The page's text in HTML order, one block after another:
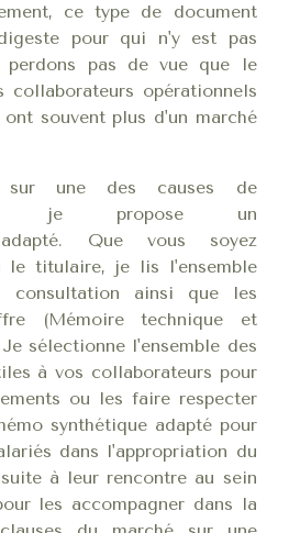
ce type de document
pour qui n'y est pas
pas de vue que le
opérationnels
souvent plus d'un marché
une des causes de
je propose un
adapté. Que vous soyez
le titulaire, je lis l'ensemble
consultation ainsi que les
(Mémoire technique et
sélectionne l'ensemble des
à vos collaborateurs pour
ou les faire respecter
synthétique adapté pour
dans l'appropriation du
à leur rencontre au sein
les accompagner dans la